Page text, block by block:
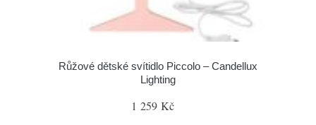
Růžové dětské svítidlo Piccolo – Candellux
Lighting
1 259 Kč